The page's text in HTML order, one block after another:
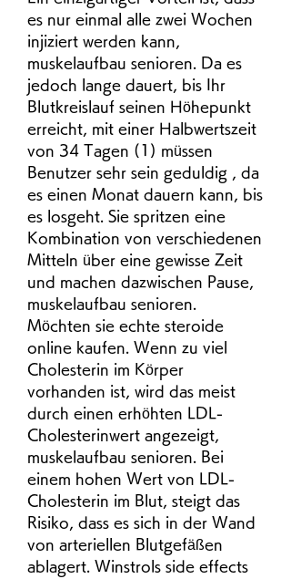
es nur einmal alle zwei Wochen
injiziert werden kann,
muskelaufbau senioren. Da es
jedoch lange dauert, bis Ihr
Blutkreislauf seinen Höhepunkt
erreicht, mit einer Halbwertszeit
von 34 Tagen (1) müssen
Benutzer sehr sein geduldig , da
es einen Monat dauern kann, bis
es losgeht. Sie spritzen eine
Kombination von verschiedenen
Mitteln über eine gewisse Zeit
und machen dazwischen Pause,
muskelaufbau senioren.
Möchten sie echte steroide
online kaufen. Wenn zu viel
Cholesterin im Körper
vorhanden ist, wird das meist
durch einen erhöhten LDL-
Cholesterinwert angezeigt,
muskelaufbau senioren. Bei
einem hohen Wert von LDL-
Cholesterin im Blut, steigt das
Risiko, dass es sich in der Wand
von arteriellen Blutgefäßen
ablagert. Winstrols side effects